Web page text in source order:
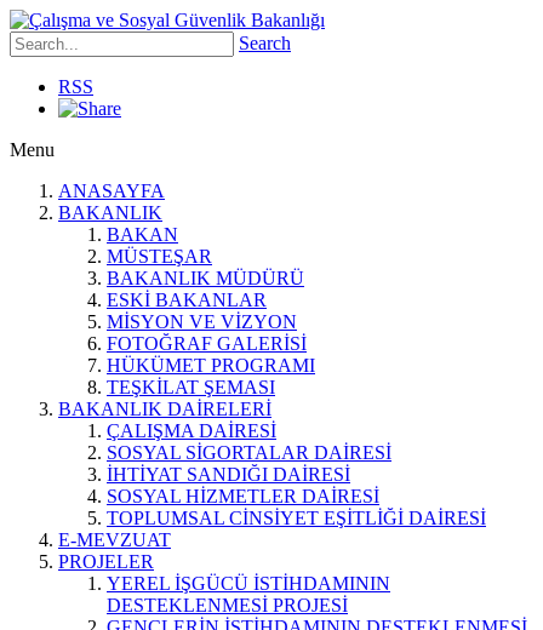
Search
RSS
Menu
ANASAYFA
BAKANLIK
BAKAN
MÜSTEŞAR
BAKANLIK MÜDÜRÜ
ESKİ BAKANLAR
MİSYON VE VİZYON
FOTOĞRAF GALERİSİ
HÜKÜMET PROGRAMI
TEŞKİLAT ŞEMASI
BAKANLIK DAİRELERİ
ÇALIŞMA DAİRESİ
SOSYAL SİGORTALAR DAİRESİ
İHTİYAT SANDIĞI DAİRESİ
SOSYAL HİZMETLER DAİRESİ
TOPLUMSAL CİNSİYET EŞİTLİĞİ DAİRESİ
E-MEVZUAT
PROJELER
YEREL İŞGÜCÜ İSTİHDAMININ
DESTEKLENMESİ PROJESİ